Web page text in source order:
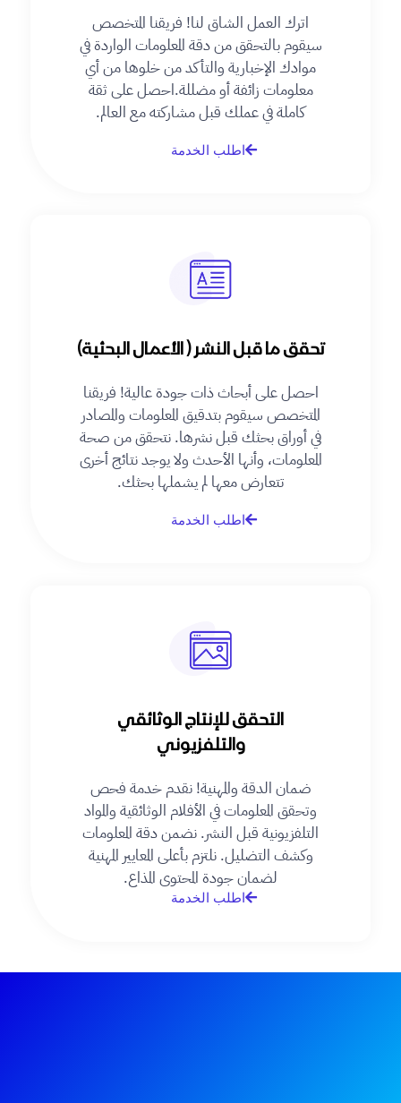
اترك العمل الشاق لنا! فريقنا المتخصص
سيقوم بالتحقق من دقة المعلومات الواردة في
موادك الإخبارية والتأكد من خلوها من أي
معلومات زائفة أو مضللة. احصل على ثقة
كاملة في عملك قبل مشاركته مع العالم.
اطلب الخدمة
تحقق ما قبل النشر ( الأعمال البحثية)
احصل على أبحاث ذات جودة عالية! فريقنا
المتخصص سيقوم بتدقيق المعلومات والمصادر
في أوراق بحثك قبل نشرها. نتحقق من صحة
المعلومات، وأنها الأحدث ولا يوجد نتائج أخرى
تتعارض معها لم يشملها بحثك.
اطلب الخدمة
التحقق للإنتاج الوثائقي
والتلفزيوني
ضمان الدقة والمهنية! نقدم خدمة فحص
وتحقق المعلومات في الأفلام الوثائقية والمواد
التلفزيونية قبل النشر. نضمن دقة المعلومات
وكشف التضليل. نلتزم بأعلى المعايير المهنية
لضمان جودة المحتوى المذاع.
اطلب الخدمة